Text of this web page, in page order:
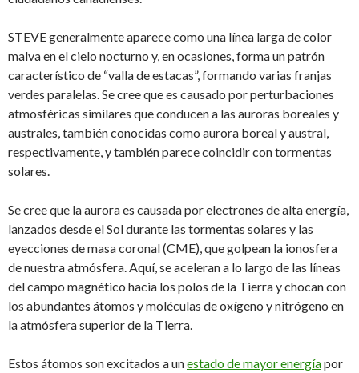
STEVE generalmente aparece como una línea larga de color
malva en el cielo nocturno y, en ocasiones, forma un patrón
característico de “valla de estacas”, formando varias franjas
verdes paralelas. Se cree que es causado por perturbaciones
atmosféricas similares que conducen a las auroras boreales y
australes, también conocidas como aurora boreal y austral,
respectivamente, y también parece coincidir con tormentas
solares.
Se cree que la aurora es causada por electrones de alta energía,
lanzados desde el Sol durante las tormentas solares y las
eyecciones de masa coronal (CME), que golpean la ionosfera
de nuestra atmósfera. Aquí, se aceleran a lo largo de las líneas
del campo magnético hacia los polos de la Tierra y chocan con
los abundantes átomos y moléculas de oxígeno y nitrógeno en
la atmósfera superior de la Tierra.
Estos átomos son excitados a unestado de mayor energíapor